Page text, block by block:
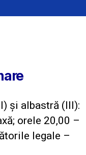
și albastră (III):
orele 20,00 –
legale –